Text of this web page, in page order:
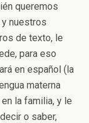
queremos
nuestros
de texto, le
para eso
en español (la
materna
la familia, y le
o saber,